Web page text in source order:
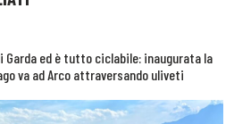
Garda ed è tutto ciclabile: inaugurata la
va ad Arco attraversando uliveti